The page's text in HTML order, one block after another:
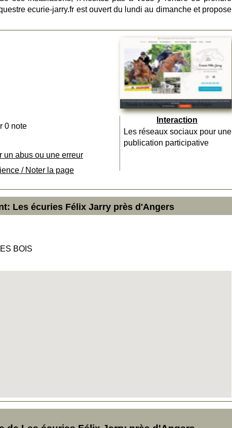
ecurie-jarry.fr est ouvert du lundi au dimanche et propose
0 note
un abus ou une erreur
/ Noter la page
Interaction
Les réseaux sociaux pour une
publication participative
Les écuries Félix Jarry près d'Angers
BOIS